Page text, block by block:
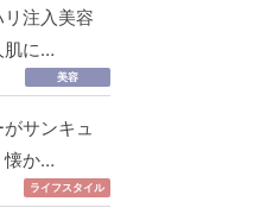
注入美容
肌に…
美容
サンキュ
懐か…
ライフスタイル